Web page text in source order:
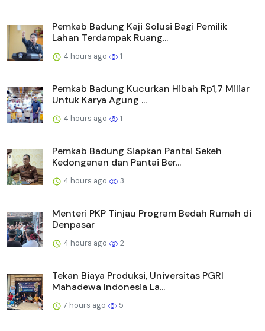
Pemkab Badung Kaji Solusi Bagi Pemilik
Lahan Terdampak Ruang...
4 hours ago 1
Pemkab Badung Kucurkan Hibah Rp1,7 Miliar
Untuk Karya Agung ...
4 hours ago 1
Pemkab Badung Siapkan Pantai Sekeh
Kedonganan dan Pantai Ber...
4 hours ago 3
Menteri PKP Tinjau Program Bedah Rumah di
Denpasar
4 hours ago 2
Tekan Biaya Produksi, Universitas PGRI
Mahadewa Indonesia La...
7 hours ago 5